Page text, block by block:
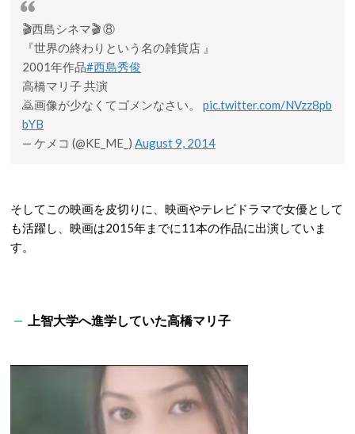
🎬西島シネマ🎬 ⑧
『世界の終わりという名の雑貨店 』
2001年作品#西島秀俊
高橋マリ子 共演
🙇画像が少なくてゴメンなさい。 pic.twitter.com/NVzz8pb
bYB
— ケメコ (@KE_ME_) August 9, 2014
そしてこの映画を皮切りに、映画やテレビドラマで女優として
も活躍し、映画は2015年までに11本の作品に出演していま
す。
上智大学へ進学していた高橋マリ子